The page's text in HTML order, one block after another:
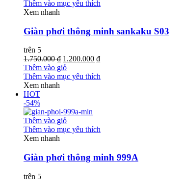
Thêm vào mục yêu thích
Xem nhanh
Giàn phơi thông minh sankaku S03
trên 5
1.750.000 ₫ 1.200.000 ₫
Thêm vào giỏ
Thêm vào mục yêu thích
Xem nhanh
HOT
-54%
Thêm vào giỏ
Thêm vào mục yêu thích
Xem nhanh
Giàn phơi thông minh 999A
trên 5